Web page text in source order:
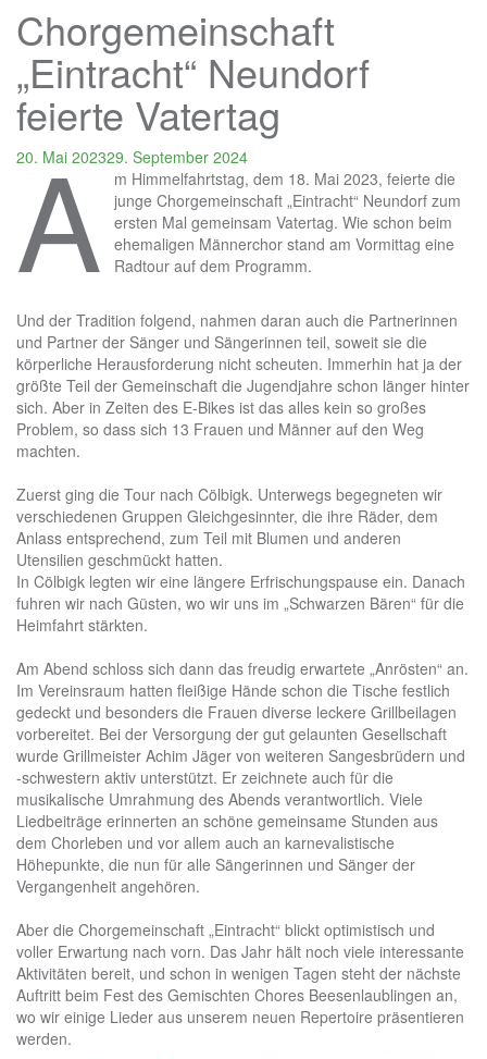
Chorgemeinschaft
„Eintracht“ Neundorf
feierte Vatertag
20. Mai 202329. September 2024
A
m Himmelfahrtstag, dem 18. Mai 2023, feierte die
junge Chorgemeinschaft „Eintracht“ Neundorf zum
ersten Mal gemeinsam Vatertag. Wie schon beim
ehemaligen Männerchor stand am Vormittag eine
Radtour auf dem Programm.
Und der Tradition folgend, nahmen daran auch die Partnerinnen
und Partner der Sänger und Sängerinnen teil, soweit sie die
körperliche Herausforderung nicht scheuten. Immerhin hat ja der
größte Teil der Gemeinschaft die Jugendjahre schon länger hinter
sich. Aber in Zeiten des E-Bikes ist das alles kein so großes
Problem, so dass sich 13 Frauen und Männer auf den Weg
machten.
Zuerst ging die Tour nach Cölbigk. Unterwegs begegneten wir
verschiedenen Gruppen Gleichgesinnter, die ihre Räder, dem
Anlass entsprechend, zum Teil mit Blumen und anderen
Utensilien geschmückt hatten.
In Cölbigk legten wir eine längere Erfrischungspause ein. Danach
fuhren wir nach Güsten, wo wir uns im „Schwarzen Bären“ für die
Heimfahrt stärkten.
Am Abend schloss sich dann das freudig erwartete „Anrösten“ an.
Im Vereinsraum hatten fleißige Hände schon die Tische festlich
gedeckt und besonders die Frauen diverse leckere Grillbeilagen
vorbereitet. Bei der Versorgung der gut gelaunten Gesellschaft
wurde Grillmeister Achim Jäger von weiteren Sangesbrüdern und
-schwestern aktiv unterstützt. Er zeichnete auch für die
musikalische Umrahmung des Abends verantwortlich. Viele
Liedbeiträge erinnerten an schöne gemeinsame Stunden aus
dem Chorleben und vor allem auch an karnevalistische
Höhepunkte, die nun für alle Sängerinnen und Sänger der
Vergangenheit angehören.
Aber die Chorgemeinschaft „Eintracht“ blickt optimistisch und
voller Erwartung nach vorn. Das Jahr hält noch viele interessante
Aktivitäten bereit, und schon in wenigen Tagen steht der nächste
Auftritt beim Fest des Gemischten Chores Beesenlaublingen an,
wo wir einige Lieder aus unserem neuen Repertoire präsentieren
werden.